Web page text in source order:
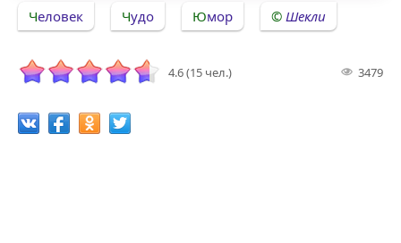
Человек Чудо Юмор Шекли
4.6 (15 чел.) 3479